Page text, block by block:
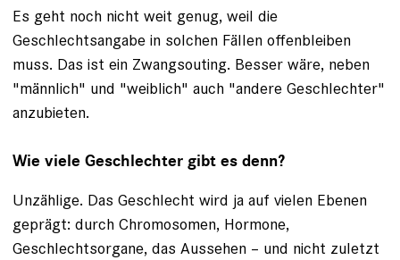
Es geht noch nicht weit genug, weil die
Geschlechtsangabe in solchen Fällen offenbleiben
muss. Das ist ein Zwangsouting. Besser wäre, neben
"männlich" und "weiblich" auch "andere Geschlechter"
anzubieten.
Wie viele Geschlechter gibt es denn?
Unzählige. Das Geschlecht wird ja auf vielen Ebenen
geprägt: durch Chromosomen, Hormone,
Geschlechtsorgane, das Aussehen – und nicht zuletzt